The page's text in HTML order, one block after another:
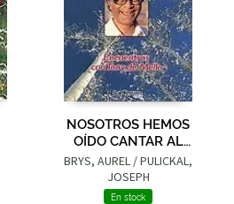
NOSOTROS HEMOS
OÍDO CANTAR AL
PÁJARO
BRYS, AUREL / PULICKAL,
JOSEPH
En stock